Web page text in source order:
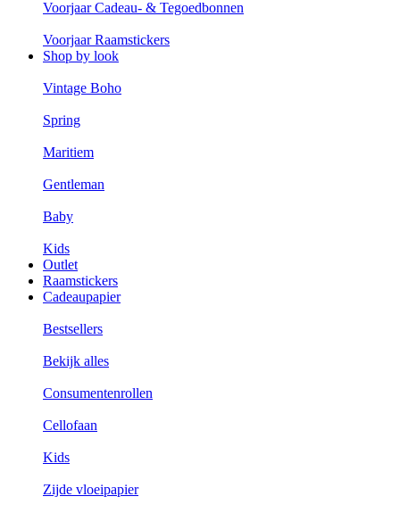
Voorjaar Cadeau- & Tegoedbonnen
Voorjaar Raamstickers
Shop by look
Vintage Boho
Spring
Maritiem
Gentleman
Baby
Kids
Outlet
Raamstickers
Cadeaupapier
Bestsellers
Bekijk alles
Consumentenrollen
Cellofaan
Kids
Zijde vloeipapier